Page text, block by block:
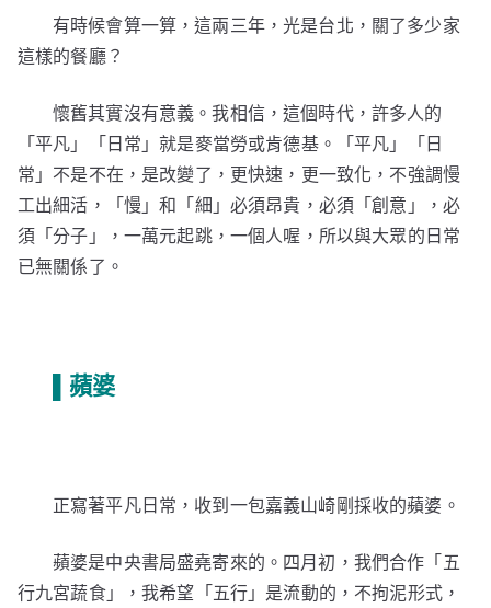
有時候會算一算，這兩三年，光是台北，關了多少家
這樣的餐廳？
懷舊其實沒有意義。我相信，這個時代，許多人的
「平凡」「日常」就是麥當勞或肯德基。「平凡」「日
常」不是不在，是改變了，更快速，更一致化，不強調慢
工出細活，「慢」和「細」必須昂貴，必須「創意」，必
須「分子」，一萬元起跳，一個人喔，所以與大眾的日常
已無關係了。
▌蘋婆
正寫著平凡日常，收到一包嘉義山崎剛採收的蘋婆。
蘋婆是中央書局盛堯寄來的。四月初，我們合作「五
行九宮蔬食」，我希望「五行」是流動的，不拘泥形式，